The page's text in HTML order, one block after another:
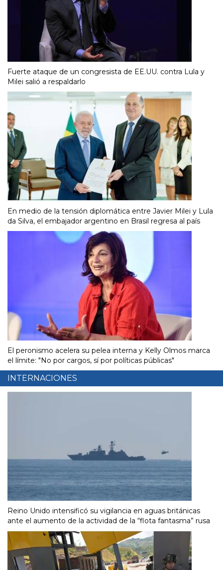
Fuerte ataque de un congresista de EE.UU. contra Lula y
Milei salió a respaldarlo
En medio de la tensión diplomática entre Javier Milei y Lula
da Silva, el embajador argentino en Brasil regresa al país
El peronismo acelera su pelea interna y Kelly Olmos marca
el límite: "No por cargos, sí por políticas públicas"
INTERNACIONES
Reino Unido intensificó su vigilancia en aguas británicas
ante el aumento de la actividad de la “flota fantasma” rusa